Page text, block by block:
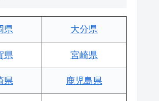
県 大分県
県 宮崎県
県 鹿児島県